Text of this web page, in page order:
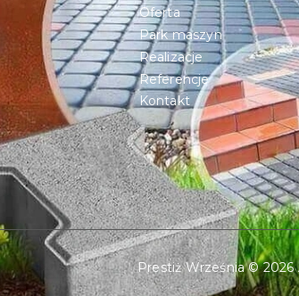
Oferta
Park maszyn
Realizacje
Referencje
Kontakt
Prestiż Września© 2026